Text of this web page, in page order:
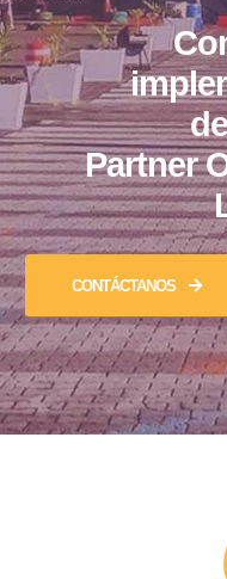
Partner
CONTÁCTANOS